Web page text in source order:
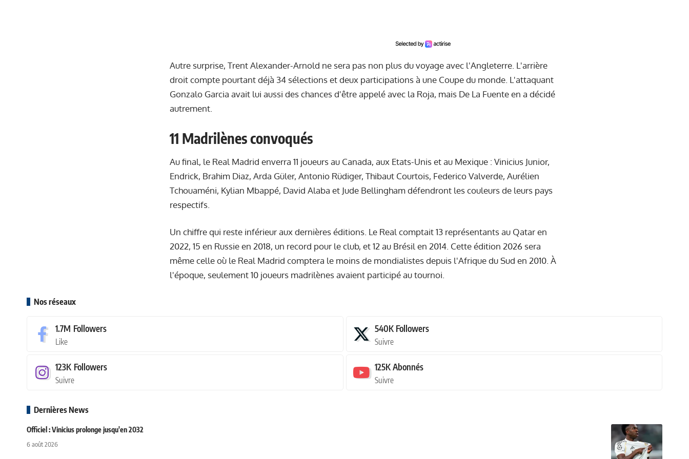
Autre surprise, Trent Alexander-Arnold ne sera pas non plus du voyage avec l'Angleterre. L'arrière
droit compte pourtant déjà 34 sélections et deux participations à une Coupe du monde. L'attaquant
Gonzalo Garcia avait lui aussi des chances d'être appelé avec la Roja, mais De La Fuente en a décidé
autrement.
11 Madrilènes convoqués
Au final, le Real Madrid enverra 11 joueurs au Canada, aux Etats-Unis et au Mexique : Vinicius Junior,
Endrick, Brahim Diaz, Arda Güler, Antonio Rüdiger, Thibaut Courtois, Federico Valverde, Aurélien
Tchouaméni, Kylian Mbappé, David Alaba et Jude Bellingham défendront les couleurs de leurs pays
respectifs.
Un chiffre qui reste inférieur aux dernières éditions. Le Real comptait 13 représentants au Qatar en
2022, 15 en Russie en 2018, un record pour le club, et 12 au Brésil en 2014. Cette édition 2026 sera
même celle où le Real Madrid comptera le moins de mondialistes depuis l'Afrique du Sud en 2010. À
l'époque, seulement 10 joueurs madrilènes avaient participé au tournoi.
Nos réseaux
1.7M Followers
Like
540K Followers
Suivre
123K Followers
Suivre
125KAbonnés
Suivre
Dernières News
Officiel : Vinicius prolonge jusqu'en 2032
6 août 2026